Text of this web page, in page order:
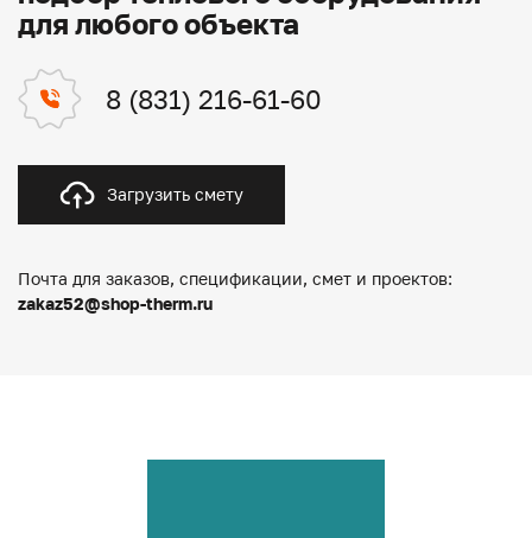
для любого объекта
8 (831) 216-61-60
Загрузить смету
Почта для заказов, спецификации, смет и проектов:
zakaz52@shop-therm.ru